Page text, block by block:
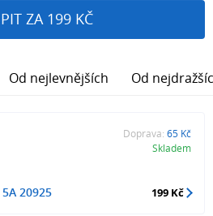
ZA 199 KČ
Od nejlevnějších Od
20925
Doprava: 65 Kč
Skladem
199 Kč